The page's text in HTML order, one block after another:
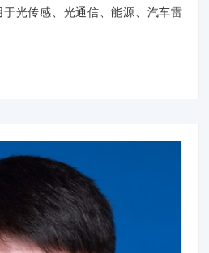
光传感、光通信、能源、汽车雷